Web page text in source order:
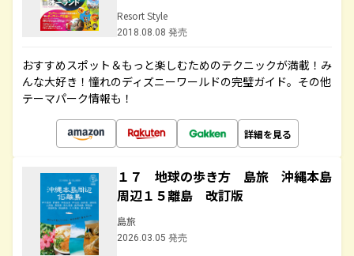
Resort Style
2018.08.08 発売
おすすめスポット＆もっと楽しむためのテクニックが満載！み
んな大好き！憧れのディズニーワールドの完璧ガイド。その他
テーマパーク情報も！
詳細を見る
１７ 地球の歩き方 島旅 沖縄本島
周辺１５離島 改訂版
島旅
2026.03.05 発売